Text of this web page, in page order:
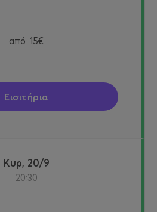
από 15€
Εισιτήρια
Κυρ, 20/9
20:30